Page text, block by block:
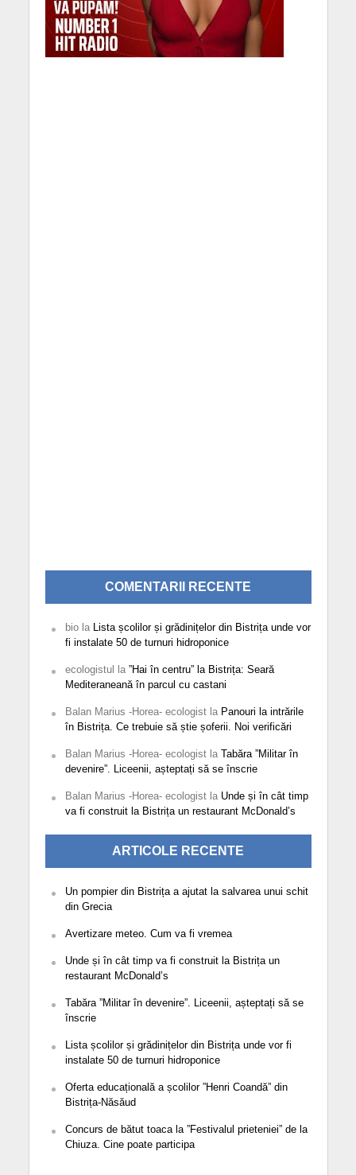
COMENTARII RECENTE
biola Lista școlilor și grădinițelor din Bistrița unde vor
fi instalate 50 de turnuri hidroponice
ecologistul la ”Hai în centru” la Bistrița: Seară
Mediteraneană în parcul cu castani
Balan Marius -Horea- ecologistla Panouri la intrările
în Bistrița. Ce trebuie să știe șoferii. Noi verificări
Balan Marius -Horea- ecologistla Tabăra ”Militar în
devenire”. Liceenii, așteptați să se înscrie
Balan Marius -Horea- ecologistla Unde și în cât timp
va fi construit la Bistrița un restaurant McDonald’s
ARTICOLE RECENTE
Un pompier din Bistrița a ajutat la salvarea unui schit
din Grecia
Avertizare meteo. Cum va fi vremea
Unde și în cât timp va fi construit la Bistrița un
restaurant McDonald’s
Tabăra ”Militar în devenire”. Liceenii, așteptați să se
înscrie
Lista școlilor și grădinițelor din Bistrița unde vor fi
instalate 50 de turnuri hidroponice
Oferta educațională a școlilor ”Henri Coandă” din
Bistrița-Năsăud
Concurs de bătut toaca la ”Festivalul prieteniei” de la
Chiuza. Cine poate participa